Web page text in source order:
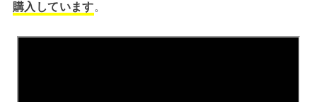
購入しています。